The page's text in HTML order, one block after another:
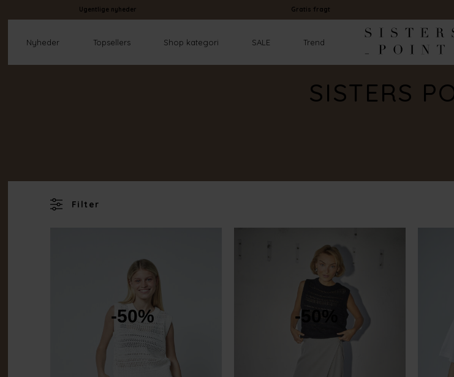
Ugentlige nyheder Gratis fragt
Nyheder Topsellers Shop kategori SALE Trend
SISTERS
Filter
-50% -50%